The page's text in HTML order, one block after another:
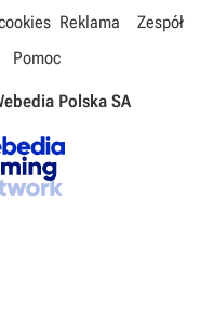
Reklama
Zespół
Pomoc
Polska SA